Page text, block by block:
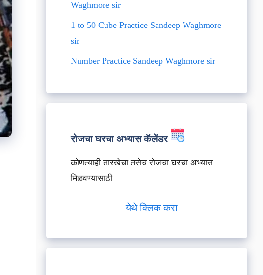
Waghmore sir
1 to 50 Cube Practice Sandeep Waghmore
sir
Number Practice Sandeep Waghmore sir
रोजचा घरचा अभ्यास कॅलेंडर
कोणत्याही तारखेचा तसेच रोजचा घरचा अभ्यास
मिळवण्यासाठी
येथे क्लिक करा